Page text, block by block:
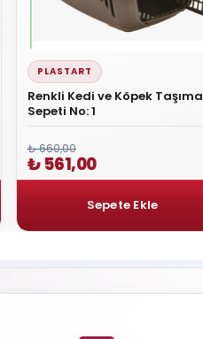
PLASTART
Renkli Kedi ve Köpek Taşıma
Sepeti No: 1
₺ 660,00
₺ 561,00